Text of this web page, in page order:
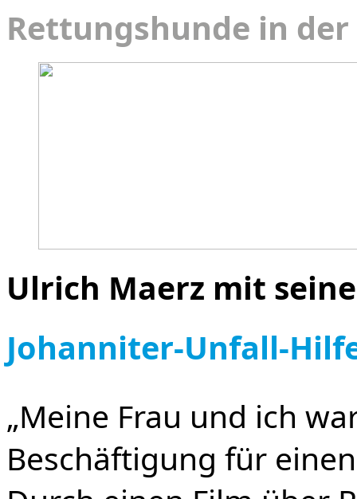
Rettungshunde in
Ulrich Maerz mit
Johanniter-Unfall-
„Meine Frau und ich
Beschäftigung für